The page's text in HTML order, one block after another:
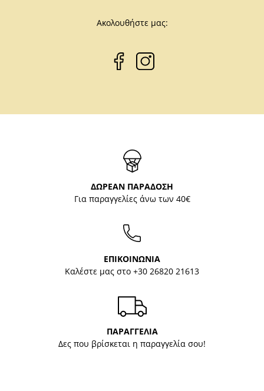
Ακολουθήστε μας:
ΔΩΡΕΑΝ ΠΑΡΑΔΟΣΗ
Για παραγγελίες άνω των 40€
ΕΠΙΚΟΙΝΩΝΙΑ
Καλέστε μας στο +30 26820 21613
ΠΑΡΑΓΓΕΛΙΑ
Δες που βρίσκεται η παραγγελία σου!